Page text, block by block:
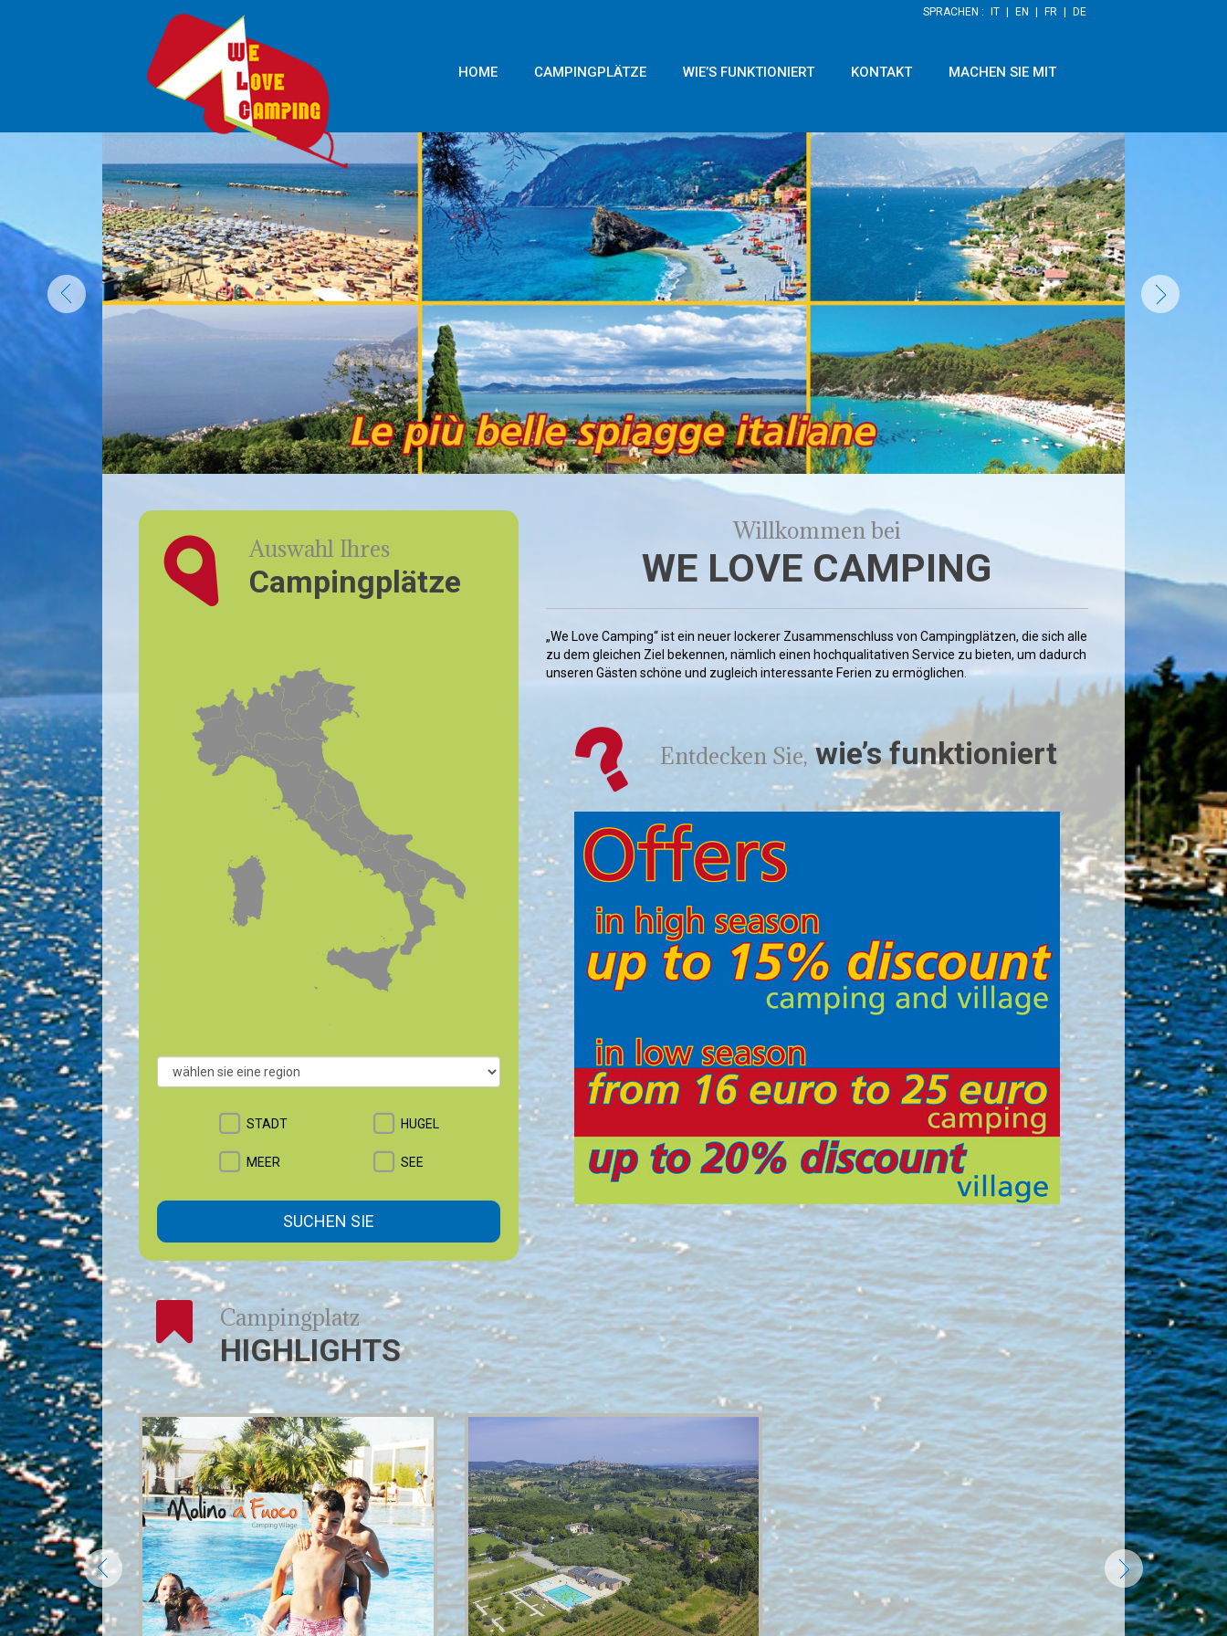
SPRACHEN : IT EN FR DE
HOME CAMPINGPLÄTZE WIE’S FUNKTIONIERT KONTAKT MACHEN SIE MIT
Auswahl Ihres
Campingplätze
+
−
STADT HUGEL
MEER SEE
SUCHEN SIE
Willkommen bei
WE LOVE CAMPING
„We Love Camping“ ist ein neuer lockerer Zusammenschluss von Campingplätzen, die sich alle
zu dem gleichen Ziel bekennen, nämlich einen hochqualitativen Service zu bieten, um dadurch
unseren Gästen schöne und zugleich interessante Ferien zu ermöglichen.
Entdecken Sie, wie’s funktioniert
Campingplatz
HIGHLIGHTS